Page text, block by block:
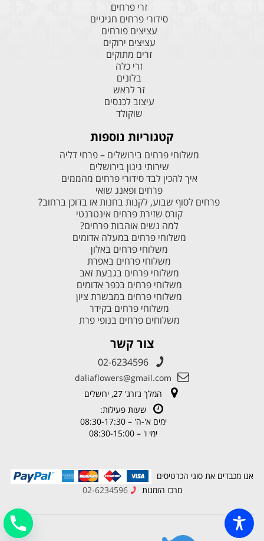
זרי פרחים
סידורי פרחים חגיגיים
עציצים פורחים
עציצים ירוקים
זרים מתוקים
זרי כלה
בלונים
זר לראש
עיצוב לכנסים
שוקולד
קטגוריות נוספות
משלוחי פרחים בירושלים – פרחי דליה
שירותי גינון בירושלים
איך להכין לבד סידורי פרחים מהממים
פרחים ופאנג שואי
פרחים לסוף שבוע, לקנות בחנות או בדוכן ברחוב?
קורס שזירת פרחים אינטרנטי
למה נשים אוהבות פרחים?
משלוחי פרחים במעלה אדומים
משלוחי פרחים באלון
משלוחי פרחים באפרת
משלוחי פרחים בגבעת זאב
משלוחי פרחים בכפר אדומים
משלוחי פרחים במבשרת ציון
משלוחי פרחים בקידר
משלוחים פרחים בנופי פרת
צור קשר
02-6234596
daliaflowers@gmail.com
המלך ג'ורג' 27, ירושלים
שעות פעילות:
ימים א'-ה' – 08:30-17:30
ימי ו' – 08:30-15:00
אנו מכבדים את סוגי הכרטיסים
מרכז הזמנות
02-6234596